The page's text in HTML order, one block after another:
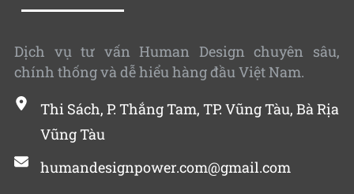
Dịch vụ tư vấn Human Design chuyên sâu,
chính thống và dễ hiểu hàng đầu Việt Nam.
Thi Sách, P. Thắng Tam, TP. Vũng Tàu, Bà Rịa
Vũng Tàu
humandesignpower.com@gmail.com